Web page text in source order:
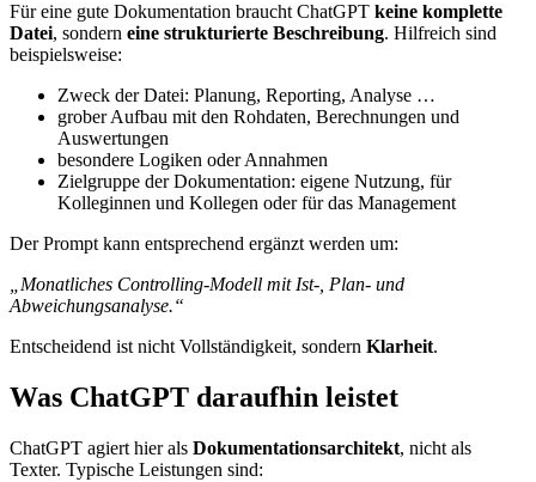
Für eine gute Dokumentation braucht ChatGPT keine komplette
Datei, sondern eine strukturierte Beschreibung. Hilfreich sind
beispielsweise:
Zweck der Datei: Planung, Reporting, Analyse …
grober Aufbau mit den Rohdaten, Berechnungen und
Auswertungen
besondere Logiken oder Annahmen
Zielgruppe der Dokumentation: eigene Nutzung, für
Kolleginnen und Kollegen oder für das Management
Der Prompt kann entsprechend ergänzt werden um:
„Monatliches Controlling-Modell mit Ist-, Plan- und
Abweichungsanalyse.“
Entscheidend ist nicht Vollständigkeit, sondern Klarheit.
Was ChatGPT daraufhin leistet
ChatGPT agiert hier als Dokumentationsarchitekt, nicht als
Texter. Typische Leistungen sind: